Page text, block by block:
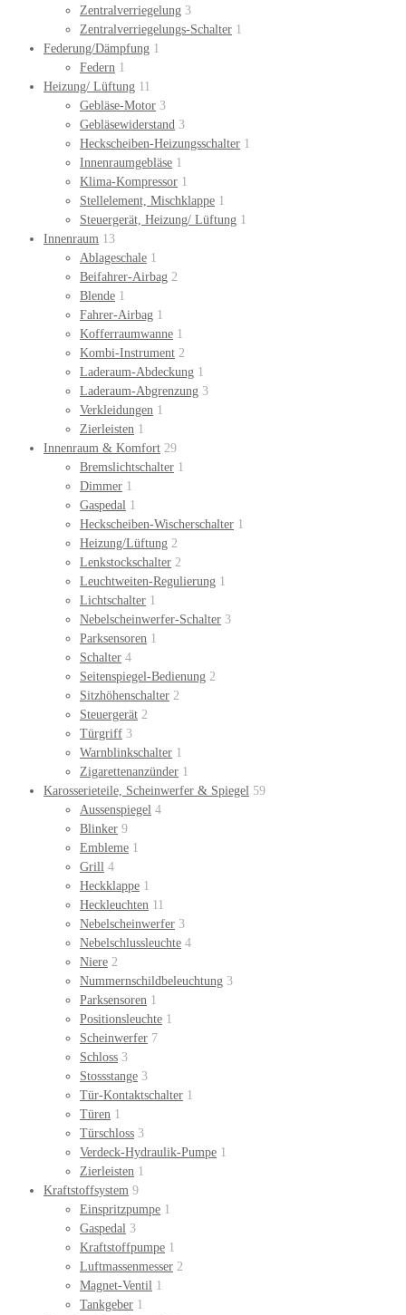
Zentralverriegelung 3
Zentralverriegelungs-Schalter 1
Federung/Dämpfung 1
Federn 1
Heizung/ Lüftung 11
Gebläse-Motor 3
Gebläsewiderstand 3
Heckscheiben-Heizungsschalter 1
Innenraumgebläse 1
Klima-Kompressor 1
Stellelement, Mischklappe 1
Steuergerät, Heizung/ Lüftung 1
Innenraum 13
Ablageschale 1
Beifahrer-Airbag 2
Blende 1
Fahrer-Airbag 1
Kofferraumwanne 1
Kombi-Instrument 2
Laderaum-Abdeckung 1
Laderaum-Abgrenzung 3
Verkleidungen 1
Zierleisten 1
Innenraum & Komfort 29
Bremslichtschalter 1
Dimmer 1
Gaspedal 1
Heckscheiben-Wischerschalter 1
Heizung/Lüftung 2
Lenkstockschalter 2
Leuchtweiten-Regulierung 1
Lichtschalter 1
Nebelscheinwerfer-Schalter 3
Parksensoren 1
Schalter 4
Seitenspiegel-Bedienung 2
Sitzhöhenschalter 2
Steuergerät 2
Türgriff 3
Warnblinkschalter 1
Zigarettenanzünder 1
Karosserieteile, Scheinwerfer & Spiegel 59
Aussenspiegel 4
Blinker 9
Embleme 1
Grill 4
Heckklappe 1
Heckleuchten 11
Nebelscheinwerfer 3
Nebelschlussleuchte 4
Niere 2
Nummernschildbeleuchtung 3
Parksensoren 1
Positionsleuchte 1
Scheinwerfer 7
Schloss 3
Stossstange 3
Tür-Kontaktschalter 1
Türen 1
Türschloss 3
Verdeck-Hydraulik-Pumpe 1
Zierleisten 1
Kraftstoffsystem 9
Einspritzpumpe 1
Gaspedal 3
Kraftstoffpumpe 1
Luftmassenmesser 2
Magnet-Ventil 1
Tankgeber 1